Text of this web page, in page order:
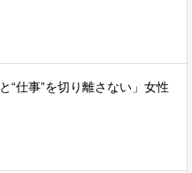
と“仕事”を切り離さない」女性